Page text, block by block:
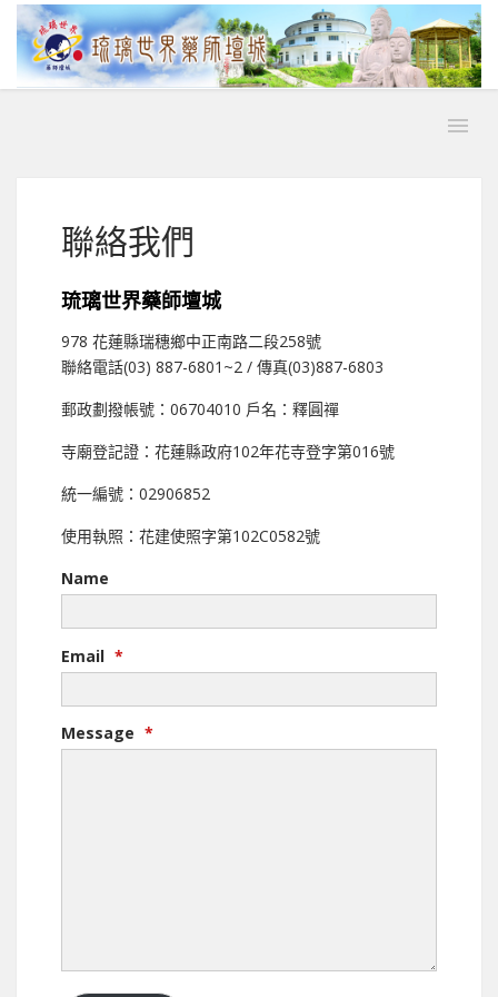
聯絡我們
琉璃世界藥師壇城
978 花蓮縣瑞穗鄉中正南路二段258號
聯絡電話(03) 887-6801~2 / 傳真(03)887-6803
郵政劃撥帳號：06704010 戶名：釋圓禪
寺廟登記證：花蓮縣政府102年花寺登字第016號
統一編號：02906852
使用執照：花建使照字第102C0582號
Name
Email *
Message *